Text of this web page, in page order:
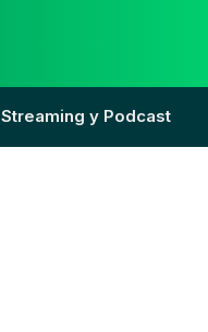
Streaming y Podcast